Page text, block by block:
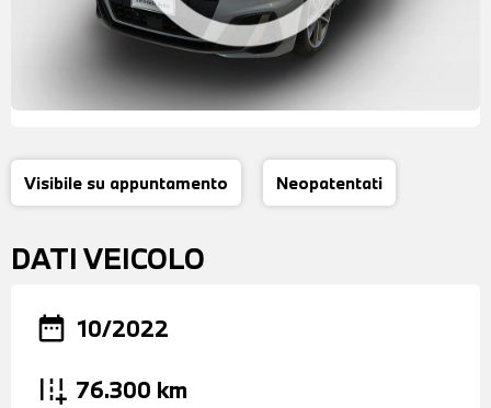
Visibile su appuntamento Neopatentati
DATI VEICOLO
date_range 10/2022
add_road 76.300 km